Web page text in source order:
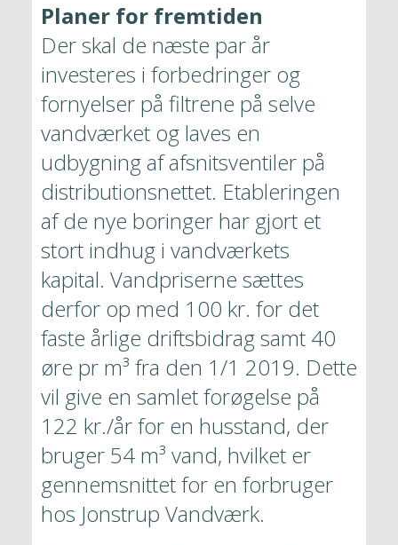
Planer for fremtiden
Der skal de næste par år
investeres i forbedringer og
fornyelser på filtrene på selve
vandværket og laves en
udbygning af afsnitsventiler på
distributionsnettet. Etableringen
af de nye boringer har gjort et
stort indhug i vandværkets
kapital. Vandpriserne sættes
derfor op med 100 kr. for det
faste årlige driftsbidrag samt 40
øre pr m³ fra den 1/1 2019. Dette
vil give en samlet forøgelse på
122 kr./år for en husstand, der
bruger 54 m³ vand, hvilket er
gennemsnittet for en forbruger
hos Jonstrup Vandværk.